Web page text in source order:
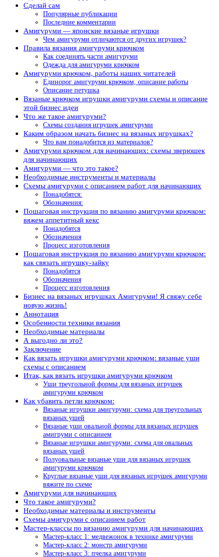
Сделай сам
Популярные публикации
Последние комментарии
Амигуруми — японские вязаные игрушки
Чем амигуруми отличаются от других игрушек?
Правила вязания амигуруми крючком
Как соединять части амигуруми
Одежда для амигуруми крючком
Амигуруми крючком, работы наших читателей
Единорог амигуруми крючком, описание работы
Описание петушка
Вязаные крючком игрушки амигуруми схемы и описание
этой бизнес идеи
Что же такое амигуруми?
Схемы создания игрушек амигуруми
Каким образом начать бизнес на вязаных игрушках?
Что вам понадобится из материалов?
Амигуруми крючком для начинающих: схемы зверюшек
для начинающих
Амигуруми — что это такое?
Необходимые инструменты и материалы
Схемы амигуруми с описанием работ для начинающих
Понадобятся:
Обозначения:
Пошаговая инструкция по вязанию амигуруми крючком:
вяжем аппетитный кекс
Понадобятся
Обозначения
Процесс изготовления
Пошаговая инструкция по вязанию амигуруми крючком:
как связать игрушку-зайку
Понадобятся
Обозначения
Процесс изготовления
Бизнес на вязаных игрушках Амигуруми! Я свяжу себе
новую жизнь!
Аннотация
Особенности техники вязания
Необходимые материалы
А выгодно ли это?
Заключение
Как вязать игрушки амигуруми крючком: вязаные уши
схемы с описанием
Итак, как вязать игрушки амигуруми крючком
Уши треугольной формы для вязаных игрушек
амигуруми крючком
Как убавить петли крючком:
Вязаные игрушки амигуруми: схема для треугольных
вязаных ушей
Вязаные уши овальной формы для вязаных игрушек
амигруми с описанием
Вязаные игрушки амигуруми: схема для овальных
вязаных ушей
Полуовальные вязаные уши для вязаных игрушек
амигуруми крючком
Круглые вязаные уши для вязаных игрушек амигуруми
вяжите по схеме
Амигуруми для начинающих
Что такое амигуруми?
Необходимые материалы и инструменты
Схемы амигуруми с описанием работ
Мастер-классы по вязанию амигуруми для начинающих
Мастер-класс 1: медвежонок в технике амигуруми
Мастер-класс 2: монстр амигуруми
Мастер-класс 3: пчелка амигуруми